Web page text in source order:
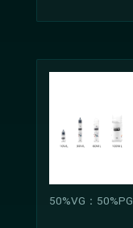
50%VG：50%PG